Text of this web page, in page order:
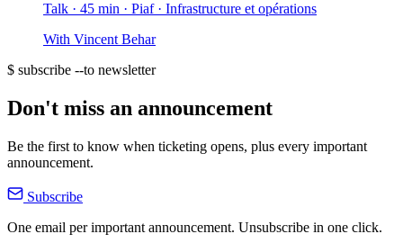
Talk · 45 min · Piaf · Infrastructure et opérations
With Vincent Behar
$ subscribe --to newsletter
Don't miss an announcement
Be the first to know when ticketing opens, plus every important
announcement.
Subscribe
One email per important announcement. Unsubscribe in one click.